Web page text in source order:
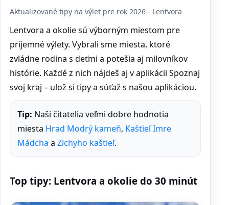
Aktualizované tipy na výlet pre rok 2026 - Lentvora
Lentvora a okolie sú výborným miestom pre
príjemné výlety. Vybrali sme miesta, ktoré
zvládne rodina s deťmi a potešia aj milovníkov
histórie. Každé z nich nájdeš aj v aplikácii Spoznaj
svoj kraj – ulož si tipy a súťaž s našou aplikáciou.
Tip: Naši čitatelia veľmi dobre hodnotia
miesta Hrad Modrý kameň, Kaštieľ Imre
Mádcha a Zichyho kaštieľ.
Top tipy: Lentvora a okolie do 30 minút